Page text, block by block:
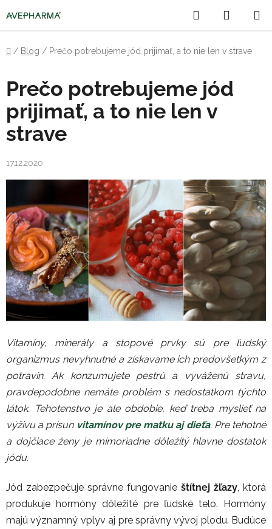
na
obsah
Hľadať
KOŠÍK
Domov
/ Blog / Prečo potrebujeme jód prijimať, a to nie len v strave
Prečo potrebujeme jód
prijimať, a to nie len v
strave
17.12.2020
Vitamíny, minerály a stopové prvky sú pre ľudský
organizmus nevyhnutné a získavame ich predovšetkým z
potravín. Ak konzumujete pestrú a vyváženú stravu,
pravdepodobne nemáte problém s nedostatkom týchto
látok. Tehotenstvo je ale obdobie, keď treba myslieť na
výživu a prísun vitamínov pre matku aj dieťa. Pre tehotné
a dojčiace ženy je mimoriadne dôležitý hlavne dostatok
jódu.
Jód zabezpečuje správne fungovanie štítnej žľazy, ktorá
produkuje hormóny dôležité pre ľudské telo. Hormóny
majú významný vplyv aj pre správny vývoj plodu. Budúce